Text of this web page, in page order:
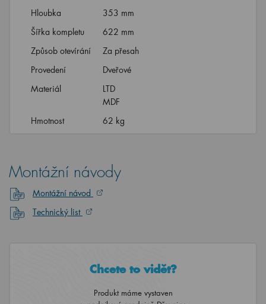
Hloubka
353 mm
Šířka kompletu
622 mm
Způsob otevírání
Za přesah
Provedení
Dveřové
Materiál
LTD
MDF
Hmotnost
62 kg
Montážní návody
Montážní návod
Technický list
Chcete to vidět?
Produkt máme vystaven